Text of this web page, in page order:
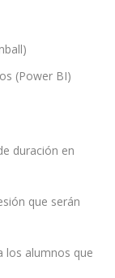
(Power BI)
duración en
que serán
los alumnos que